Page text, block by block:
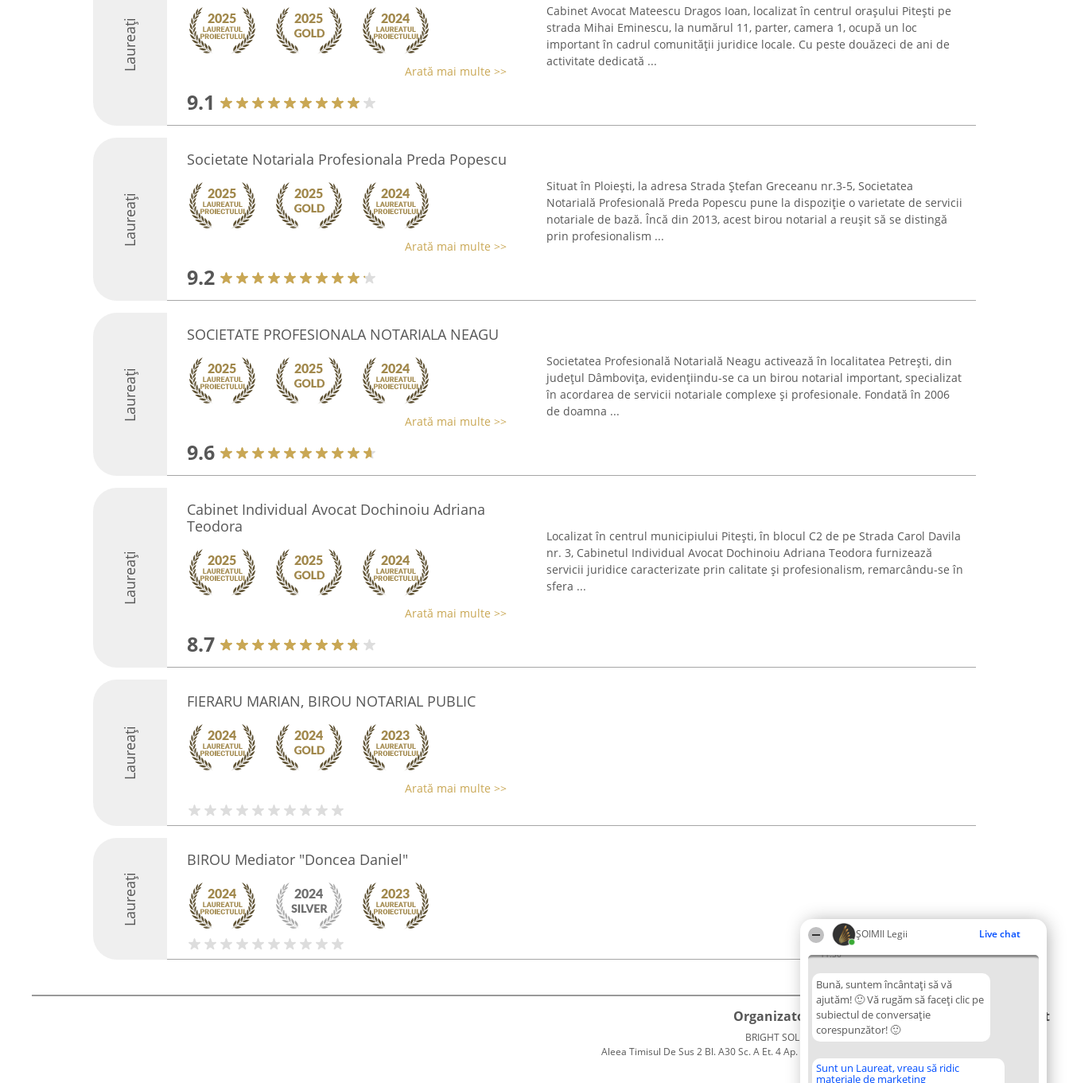
ȘOIMII Legii Live chat
11:36
Bună, suntem încântați să vă
ajutăm! 🙂 Vă rugăm să faceți clic pe
subiectul de conversație
corespunzător! 🙂
Sunt un Laureat, vreau să ridic
materiale de marketing
Laureați Arată mai multe >>
9.1
Cabinet Avocat Mateescu Dragos Ioan, localizat în centrul orașului Pitești pe
strada Mihai Eminescu, la numărul 11, parter, camera 1, ocupă un loc
important în cadrul comunității juridice locale. Cu peste douăzeci de ani de
activitate dedicată ...
Laureați
Societate Notariala Profesionala Preda Popescu
Arată mai multe >>
9.2
Situat în Ploiești, la adresa Strada Ștefan Greceanu nr.3-5, Societatea
Notarială Profesională Preda Popescu pune la dispoziție o varietate de servicii
notariale de bază. Încă din 2013, acest birou notarial a reușit să se distingă
prin profesionalism ...
Laureați
SOCIETATE PROFESIONALA NOTARIALA NEAGU
Arată mai multe >>
9.6
Societatea Profesională Notarială Neagu activează în localitatea Petrești, din
județul Dâmbovița, evidențiindu-se ca un birou notarial important, specializat
în acordarea de servicii notariale complexe și profesionale. Fondată în 2006
de doamna ...
Laureați
Cabinet Individual Avocat Dochinoiu Adriana
Teodora
Arată mai multe >>
8.7
Localizat în centrul municipiului Pitești, în blocul C2 de pe Strada Carol Davila
nr. 3, Cabinetul Individual Avocat Dochinoiu Adriana Teodora furnizează
servicii juridice caracterizate prin calitate și profesionalism, remarcându-se în
sfera ...
Laureați
FIERARU MARIAN, BIROU NOTARIAL PUBLIC
Arată mai multe >>
Laureați
BIROU Mediator "Doncea Daniel"
Organizator Ranking
BRIGHT SOLUTIONS BR SRL
Aleea Timisul De Sus 2 Bl. A30 Sc. A Et. 4 Ap. 13 Cod 061952
București
CUI 36737675
Plebiscyt
Tuturor
Laureaților
Contact